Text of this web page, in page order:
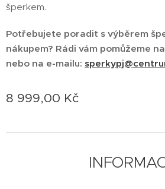
šperkem.
Potřebujete poradit s výběrem
nákupem? Rádi vám pomůžeme na
nebo na e-mailu:
8 999,00 Kč